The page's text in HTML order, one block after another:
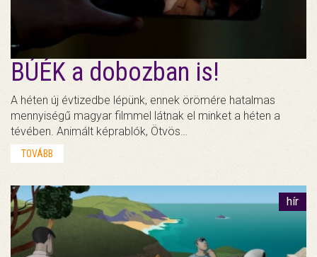
BÚÉK a dobozban is!
A héten új évtizedbe lépünk, ennek örömére hatalmas
mennyiségű magyar filmmel látnak el minket a héten a
tévében. Animált képrablók, Ötvös…
TOVÁBB
hír